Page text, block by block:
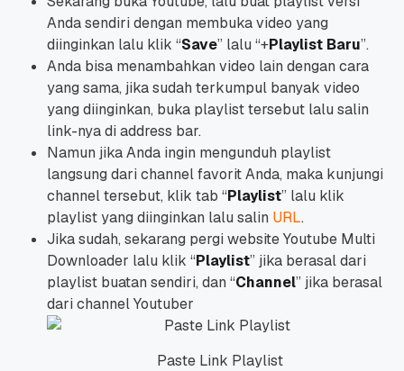
Anda sendiri dengan membuka video yang
diinginkan lalu klik “Save” lalu “+Playlist Baru”.
Anda bisa menambahkan video lain dengan cara
yang sama, jika sudah terkumpul banyak video
yang diinginkan, buka playlist tersebut lalu salin
link-nya di address bar.
Namun jika Anda ingin mengunduh playlist
langsung dari channel favorit Anda, maka kunjungi
channel tersebut, klik tab “Playlist” lalu klik
playlist yang diinginkan lalu salin URL.
Jika sudah, sekarang pergi website Youtube Multi
Downloader lalu klik “Playlist” jika berasal dari
playlist buatan sendiri, dan “Channel” jika berasal
dari channel Youtuber
Paste Link Playlist